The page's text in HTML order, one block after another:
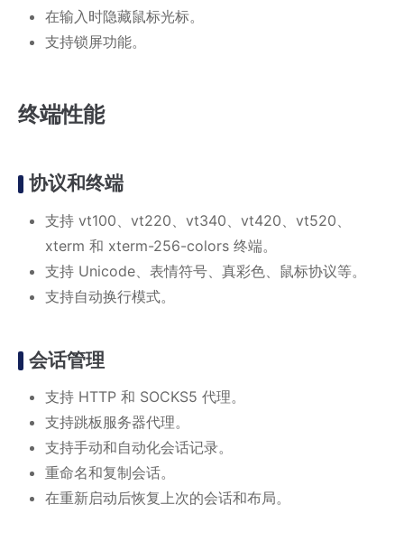
在输入时隐藏鼠标光标。
支持锁屏功能。
终端性能
协议和终端
支持 vt100、vt220、vt340、vt420、vt520、
xterm 和 xterm-256-colors 终端。
支持 Unicode、表情符号、真彩色、鼠标协议等。
支持自动换行模式。
会话管理
支持 HTTP 和 SOCKS5 代理。
支持跳板服务器代理。
支持手动和自动化会话记录。
重命名和复制会话。
在重新启动后恢复上次的会话和布局。